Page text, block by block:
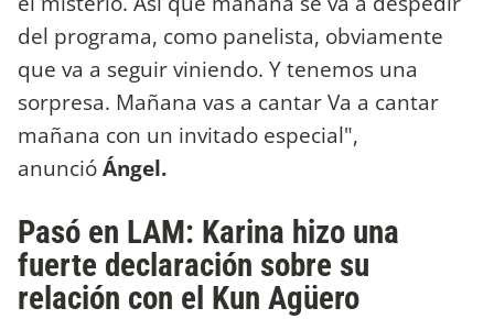
del programa, como panelista, obviamente
que va a seguir viniendo. Y tenemos una
sorpresa. Mañana vas a cantar Va a cantar
mañana con un invitado especial",
anuncióÁngel.
Pasó en LAM: Karina hizo una
fuerte declaración sobre su
relación con el Kun Agüero